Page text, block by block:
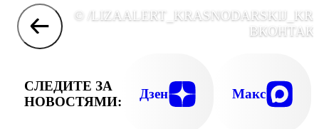
© /
СЛЕДИТЕ ЗА
НОВОСТЯМИ:
Дзен Макс